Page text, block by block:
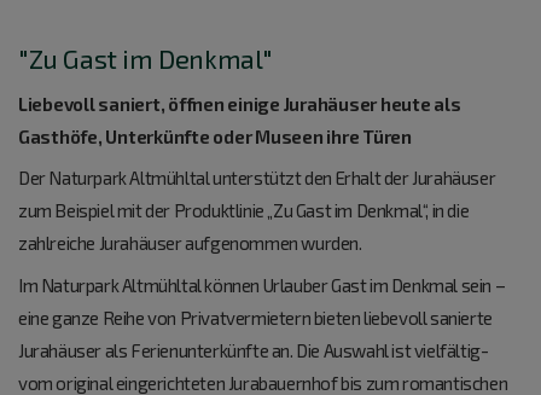
"Zu Gast im Denkmal"
Liebevoll saniert, öffnen einige Jurahäuser heute als
Gasthöfe, Unterkünfte oder Museen ihre Türen
Der Naturpark Altmühltal unterstützt den Erhalt der Jurahäuser
zum Beispiel mit der Produktlinie „Zu Gast im Denkmal“, in die
zahlreiche Jurahäuser aufgenommen wurden.
Im Naturpark Altmühltal können Urlauber Gast im Denkmal sein –
eine ganze Reihe von Privatvermietern bieten liebevoll sanierte
Jurahäuser als Ferienunterkünfte an. Die Auswahl ist vielfältig-
vom original eingerichteten Jurabauernhof bis zum romantischen